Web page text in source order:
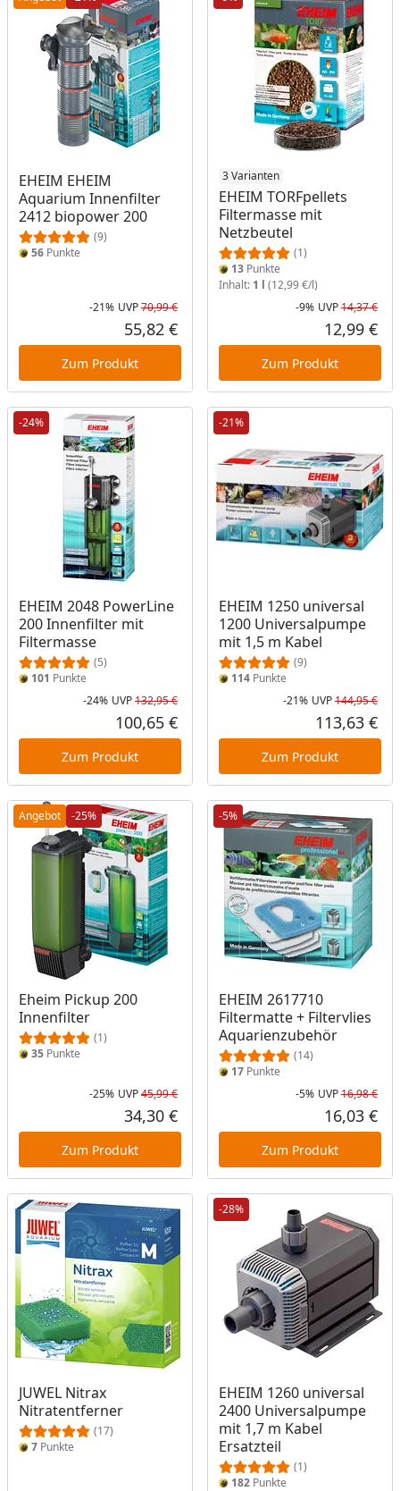
EHEIM EHEIM
Aquarium Innenfilter
2412 biopower 200
(9)
56 Punkte
Rabatt in Prozent
-21%
Ursprünglicher Preis
UVP70,99 €
Aktueller Preis
55,82 €
Zum Produkt
3 Varianten
EHEIM TORFpellets
Filtermasse mit
Netzbeutel
(1)
13Punkte
Inhalt: 1 l (12,99 €/l)
-9% UVP14,37 €
12,99 €
Zum Produkt
-24%
EHEIM 2048 PowerLine
200 Innenfilter mit
Filtermasse
(5)
101 Punkte
Rabatt in Prozent
-24%
Ursprünglicher Preis
UVP132,95 €
Aktueller Preis
100,65 €
Zum Produkt
-21%
EHEIM 1250 universal
1200 Universalpumpe
mit 1,5 m Kabel
(9)
114Punkte
-21% UVP144,95 €
113,63 €
Zum Produkt
Angebot -25%
Eheim Pickup 200
Innenfilter
(1)
35 Punkte
Rabatt in Prozent
-25%
Ursprünglicher Preis
UVP45,99 €
Aktueller Preis
34,30 €
Zum Produkt
-5%
EHEIM 2617710
Filtermatte + Filtervlies
Aquarienzubehör
(14)
17Punkte
-5% UVP16,98 €
16,03 €
Zum Produkt
JUWEL Nitrax
Nitratentferner
(17)
7 Punkte
-28%
EHEIM 1260 universal
2400 Universalpumpe
mit 1,7 m Kabel
Ersatzteil
(1)
182Punkte